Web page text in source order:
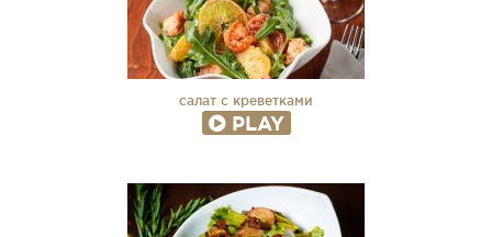
салат с креветками
PLAY